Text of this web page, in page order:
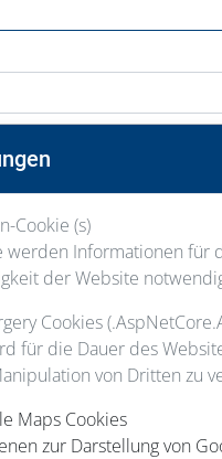
Cookie (s)
werden Informationen für
der Website
Cookies
für die Dauer des
von Dritten zu
Maps Cookies
zur Darstellung von